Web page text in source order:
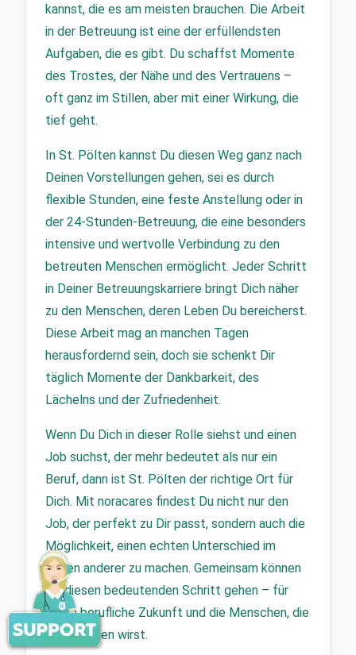
kannst, die es am meisten brauchen. Die Arbeit
in der Betreuung ist eine der erfüllendsten
Aufgaben, die es gibt. Du schaffst Momente
des Trostes, der Nähe und des Vertrauens –
oft ganz im Stillen, aber mit einer Wirkung, die
tief geht.
In St. Pölten kannst Du diesen Weg ganz nach
Deinen Vorstellungen gehen, sei es durch
flexible Stunden, eine feste Anstellung oder in
der 24-Stunden-Betreuung, die eine besonders
intensive und wertvolle Verbindung zu den
betreuten Menschen ermöglicht. Jeder Schritt
in Deiner Betreuungskarriere bringt Dich näher
zu den Menschen, deren Leben Du bereicherst.
Diese Arbeit mag an manchen Tagen
herausfordernd sein, doch sie schenkt Dir
täglich Momente der Dankbarkeit, des
Lächelns und der Zufriedenheit.
Wenn Du Dich in dieser Rolle siehst und einen
Job suchst, der mehr bedeutet als nur ein
Beruf, dann ist St. Pölten der richtige Ort für
Dich. Mit noracares findest Du nicht nur den
Job, der perfekt zu Dir passt, sondern auch die
Möglichkeit, einen echten Unterschied im
Leben anderer zu machen. Gemeinsam können
wir diesen bedeutenden Schritt gehen – für
Deine berufliche Zukunft und die Menschen, die
Du betreuen wirst.